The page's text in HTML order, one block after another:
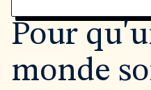
Pour
monde